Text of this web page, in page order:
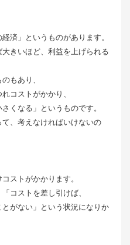
済」というものがあります。
きいほど、利益を上げられる
もあり、
コストがかかり、
くなる」というものです。
、考えなければいけないの
ストがかかります。
コストを差し引けば、
がない」という状況になりか